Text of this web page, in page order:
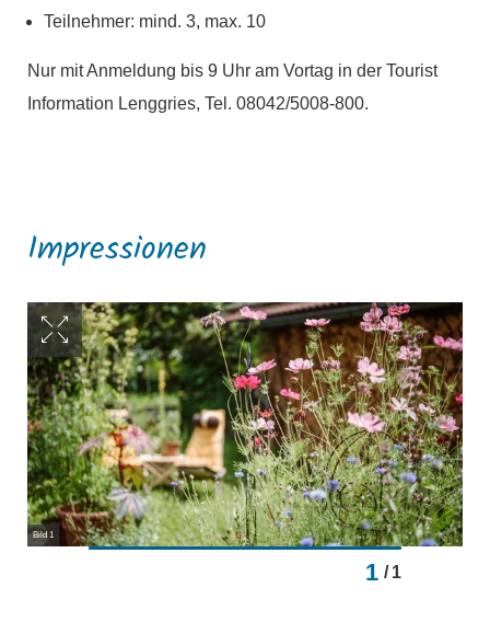
Teilnehmer: mind. 3, max. 10
Nur mit Anmeldung bis 9 Uhr am Vortag in der Tourist
Information Lenggries, Tel. 08042/5008-800.
Impressionen
Bild 1
1 / 1